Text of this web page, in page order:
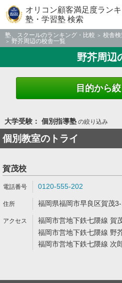
オリコン顧客満足度ラン
塾・学習塾 検索
塾、スクールのランキング・比較 校舎
野芥周辺の校舎一覧
野芥周辺
目的から
大学受験： 個別指導塾の絞り込み
個別教室のトライ
賀茂校
0120-555-202
福岡県福岡市早良区賀茂
福岡市営地下鉄七隈線 賀
福岡市営地下鉄七隈線 野
福岡市営地下鉄七隈線 次